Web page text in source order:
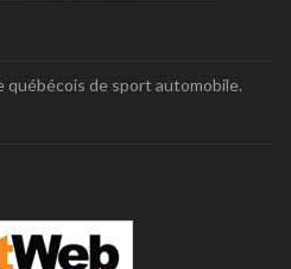
québécois de sport automobile.